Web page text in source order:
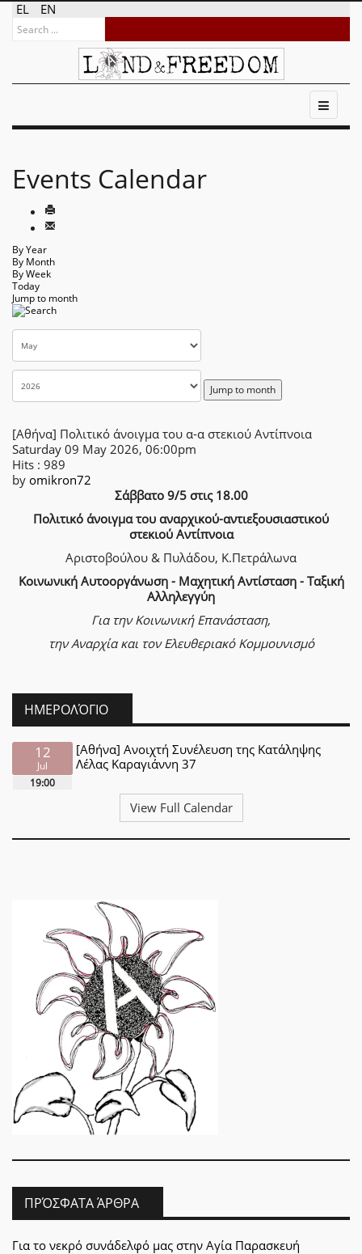
EL EN
Events Calendar
By Year
By Month
By Week
Today
Jump to month
Jump to month
[Αθήνα] Πολιτικό άνοιγμα του α-α στεκιού Αντίπνοια
Saturday 09 May 2026, 06:00pm
Hits : 989
by omikron72
Σάββατο 9/5 στις 18.00
Πολιτικό άνοιγμα του αναρχικού-αντιεξουσιαστικού
στεκιού Αντίπνοια
Αριστοβούλου & Πυλάδου, Κ.Πετράλωνα
Κοινωνική Αυτοοργάνωση - Μαχητική Αντίσταση - Ταξική
Αλληλεγγύη
Για την Κοινωνική Επανάσταση,
την Αναρχία και τον Ελευθεριακό Κομμουνισμό
ΗΜΕΡΟΛΌΓΙΟ
12
Jul
19:00
[Αθήνα] Ανοιχτή Συνέλευση της Κατάληψης
Λέλας Καραγιάννη 37
View Full Calendar
ΠΡΌΣΦΑΤΑ ΆΡΘΡΑ
Για το νεκρό συνάδελφό μας στην Αγία Παρασκευή